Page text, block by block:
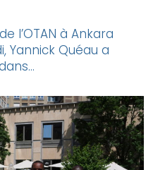
l’OTAN à Ankara
Yannick Quéau a